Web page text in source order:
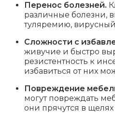
Перенос болезней.
различные болезни,
туляремию,
Сложности с
живучие и быстро
резистентность к
избавиться от них
Повреждение
могут повреждать
они прячутся в щелях